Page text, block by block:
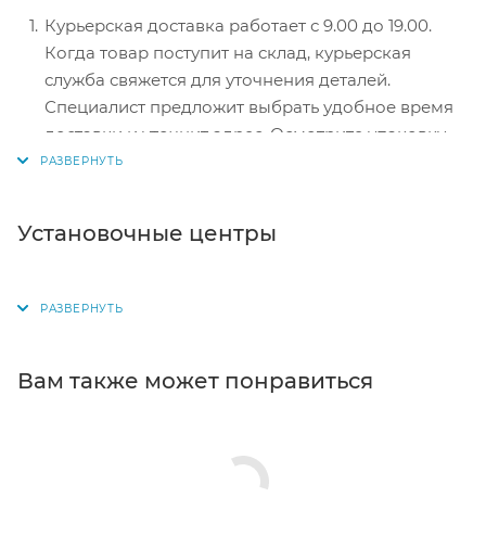
Электронные системы при онлайн-заказе:
PayPal, WebMoney и Яндекс.Деньги. Для
совершения покупки система перенаправит вас
на страницу платежного сервиса. Здесь
необходимо заполнить форму по инструкции.
Курьерская доставка работает с 9.00 до 19.00.
Когда товар поступит на склад, курьерская
служба свяжется для уточнения деталей.
Специалист предложит выбрать удобное время
доставки и уточнит адрес. Осмотрите упаковку
на целостность и соответствие указанной
для выбора появится в корзине. Когда заказ
получения заказа обратитесь к сотруднику в
телефон или e-mail придет уникальный код.
Почтовая доставка через почту России. Когда
Установочные центры
Вам также может понравиться